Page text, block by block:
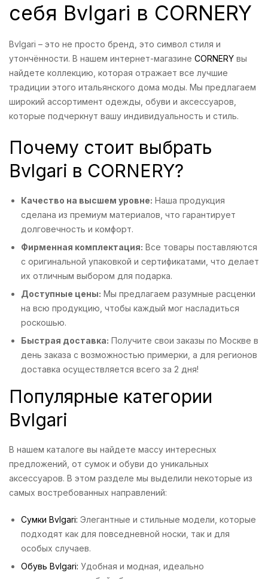
себя Bvlgari в CORNERY
Bvlgari – это не просто бренд, это символ стиля и
утончённости. В нашем интернет-магазине CORNERY вы
найдете коллекцию, которая отражает все лучшие
традиции этого итальянского дома моды. Мы предлагаем
широкий ассортимент одежды, обуви и аксессуаров,
которые подчеркнут вашу индивидуальность и стиль.
Почему стоит выбрать
Bvlgari в CORNERY?
Качество на высшем уровне: Наша продукция
сделана из премиум материалов, что гарантирует
долговечность и комфорт.
Фирменная комплектация: Все товары поставляются
с оригинальной упаковкой и сертификатами, что делает
их отличным выбором для подарка.
Доступные цены: Мы предлагаем разумные расценки
на всю продукцию, чтобы каждый мог насладиться
роскошью.
Быстрая доставка: Получите свои заказы по Москве в
день заказа с возможностью примерки, а для регионов
доставка осуществляется всего за 2 дня!
Популярные категории
Bvlgari
В нашем каталоге вы найдете массу интересных
предложений, от сумок и обуви до уникальных
аксессуаров. В этом разделе мы выделили некоторые из
самых востребованных направлений:
Сумки Bvlgari: Элегантные и стильные модели, которые
подходят как для повседневной носки, так и для
особых случаев.
Обувь Bvlgari: Удобная и модная, идеально